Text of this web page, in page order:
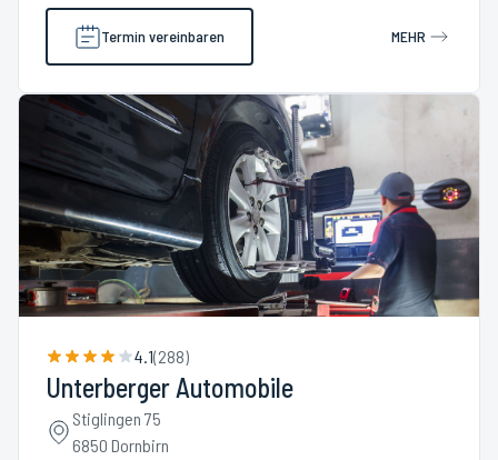
Termin vereinbaren MEHR
4.1(288)
Unterberger Automobile
Stiglingen 75
6850 Dornbirn